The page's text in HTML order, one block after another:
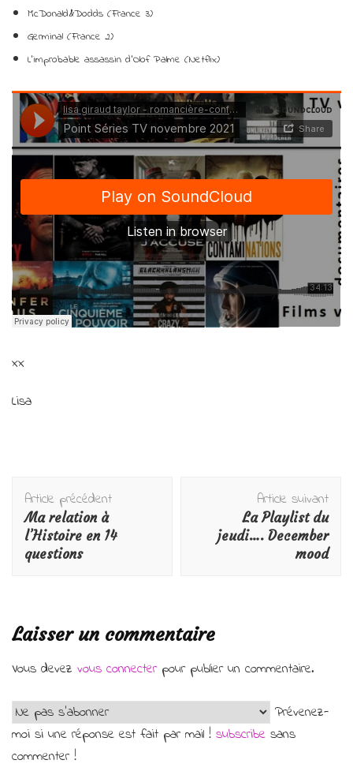
McDonald&Dodds (France 3)
Germinal (France 2)
L’improbable assassin d’Olof Palme (Netflix)
xx
Lisa
Navigation
d'article
Article précédent
Ma relation à
l’Histoire en 14
questions
Article suivant
La Playlist du
jeudi…. December
mood
Laisser un commentaire
Vous devez vous connecterpour publier un commentaire.
Prévenez-
moi si une réponse est fait par mail ! subscribe sans
commenter !